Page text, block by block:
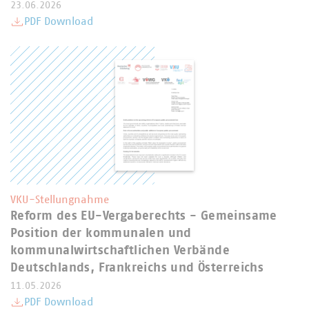
23.06.2026
PDF Download
VKU-Stellungnahme
Reform des EU-Vergaberechts - Gemeinsame
Position der kommunalen und
kommunalwirtschaftlichen Verbände
Deutschlands, Frankreichs und Österreichs
11.05.2026
PDF Download